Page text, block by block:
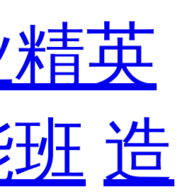
英
造